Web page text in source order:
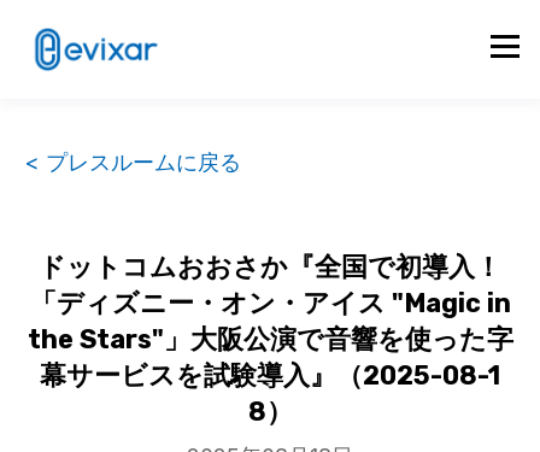
< プレスルームに戻る
ドットコムおおさか『全国で初導入！
「ディズニー・オン・アイス "Magic in
the Stars"」大阪公演で音響を使った字
幕サービスを試験導入』（2025-08-1
8）